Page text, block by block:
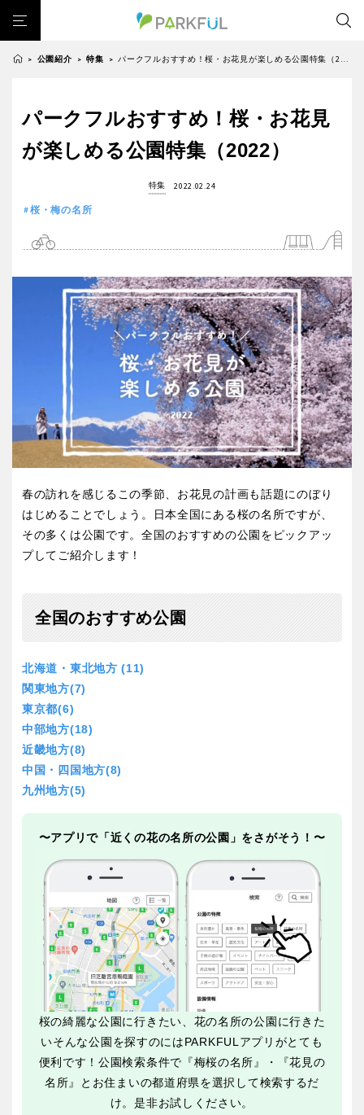
芝生広場 幼児向け 大型遊具 ピックアップ1000公園
テニスコート 紅葉の名所 バーベキュー
サッカー・フットサル
動物園・ふれあい
さくら名所100公園
ドッグラン ローラー滑り台 植物園 夜景スポット
花の名所 プレーパーク 公園グルメ 美術館
インクルーシブパーク 屋根付き遊び場 花菖蒲 キャンプ場
バスケットゴール ふわふわドーム 健康遊具 ゲートボール
スケートパーク ライトアップ イルミネーション イベント
交通公園
地域で探す
北海道・東北
秋田 山形
福島
茨城 栃木
群馬 埼玉
千葉
甲信越・東海・北陸
石川
岐阜 静岡
愛知
三重 滋賀
大型遊具 ピックアップ1000公園
自然が豊か 梅・桜の名所
水遊び
テニスコート
紅葉の名所
ランニングコース 動物園・ふれあい
歴史・文化財 日本庭園
紅葉の美しい公園 さくら名所100公園
屋内遊び場 アスレチックコース
バスケットボール 彫刻・アート
桜・梅の名所 コトブキ事例
ドッグラン
花の名所 プレーパーク
公園グルメ
花菖蒲
健康遊具
スケートパーク
交通公園
> 公園紹介 > 特集 > パークフルおすすめ！桜・お花見が楽しめる公園特集（2022）
パークフルおすすめ！桜・お花見
が楽しめる公園特集（2022）
特集 2022.02.24
桜・梅の名所
春の訪れを感じるこの季節、お花見の計画も話題にのぼり
はじめることでしょう。日本全国にある桜の名所ですが、
その多くは公園です。全国のおすすめの公園をピックアッ
プしてご紹介します！
全国のおすすめ公園
北海道・東北地方 (11)
関東地方(7)
東京都(6)
中部地方(18)
近畿地方(8)
中国・四国地方(8)
九州地方(5)
〜アプリで「近くの花の名所の公園」をさがそう！〜
桜の綺麗な公園に行きたい、花の名所の公園に行きた
いそんな公園を探すのにはPARKFULアプリがとても
便利です！公園検索条件で『梅桜の名所』・『花見の
名所』とお住まいの都道府県を選択して検索するだ
け。是非お試しください。